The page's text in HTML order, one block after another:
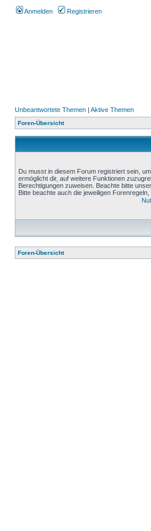
Anmelden Registrieren
Unbeantwortete Themen | Aktive Themen
Foren-Übersicht
Du musst in diesem Forum registriert sein,
ermöglicht dir, auf weitere Funktionen
Berechtigungen zuweisen. Beachte bitte
Bitte beachte auch die jeweiligen
Foren-Übersicht